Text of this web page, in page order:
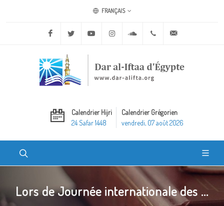
FRANÇAIS
Facebook Twitter Youtube Instagram Soundcloud+20 2 25970400
Calendrier Hijri
24 Safar 1448
Calendrier Grégorien
vendredi, 07 août 2026
Lors de Journée internationale des ...